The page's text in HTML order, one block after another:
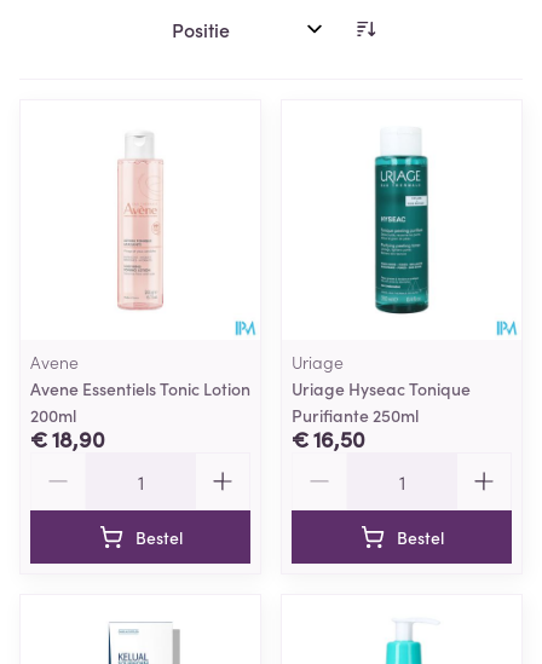
Sorteer op:
Avene
Avene Essentiels Tonic Lotion
200ml
€ 18,90
Bestel
Uriage
Uriage Hyseac Tonique
Purifiante 250ml
€ 16,50
Bestel